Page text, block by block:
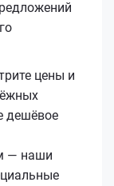
цены и
дешёвое
— наши